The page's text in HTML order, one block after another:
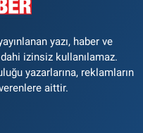
yazı, haber ve
izinsiz kullanılamaz.
yazarlarına, reklamların
aittir.